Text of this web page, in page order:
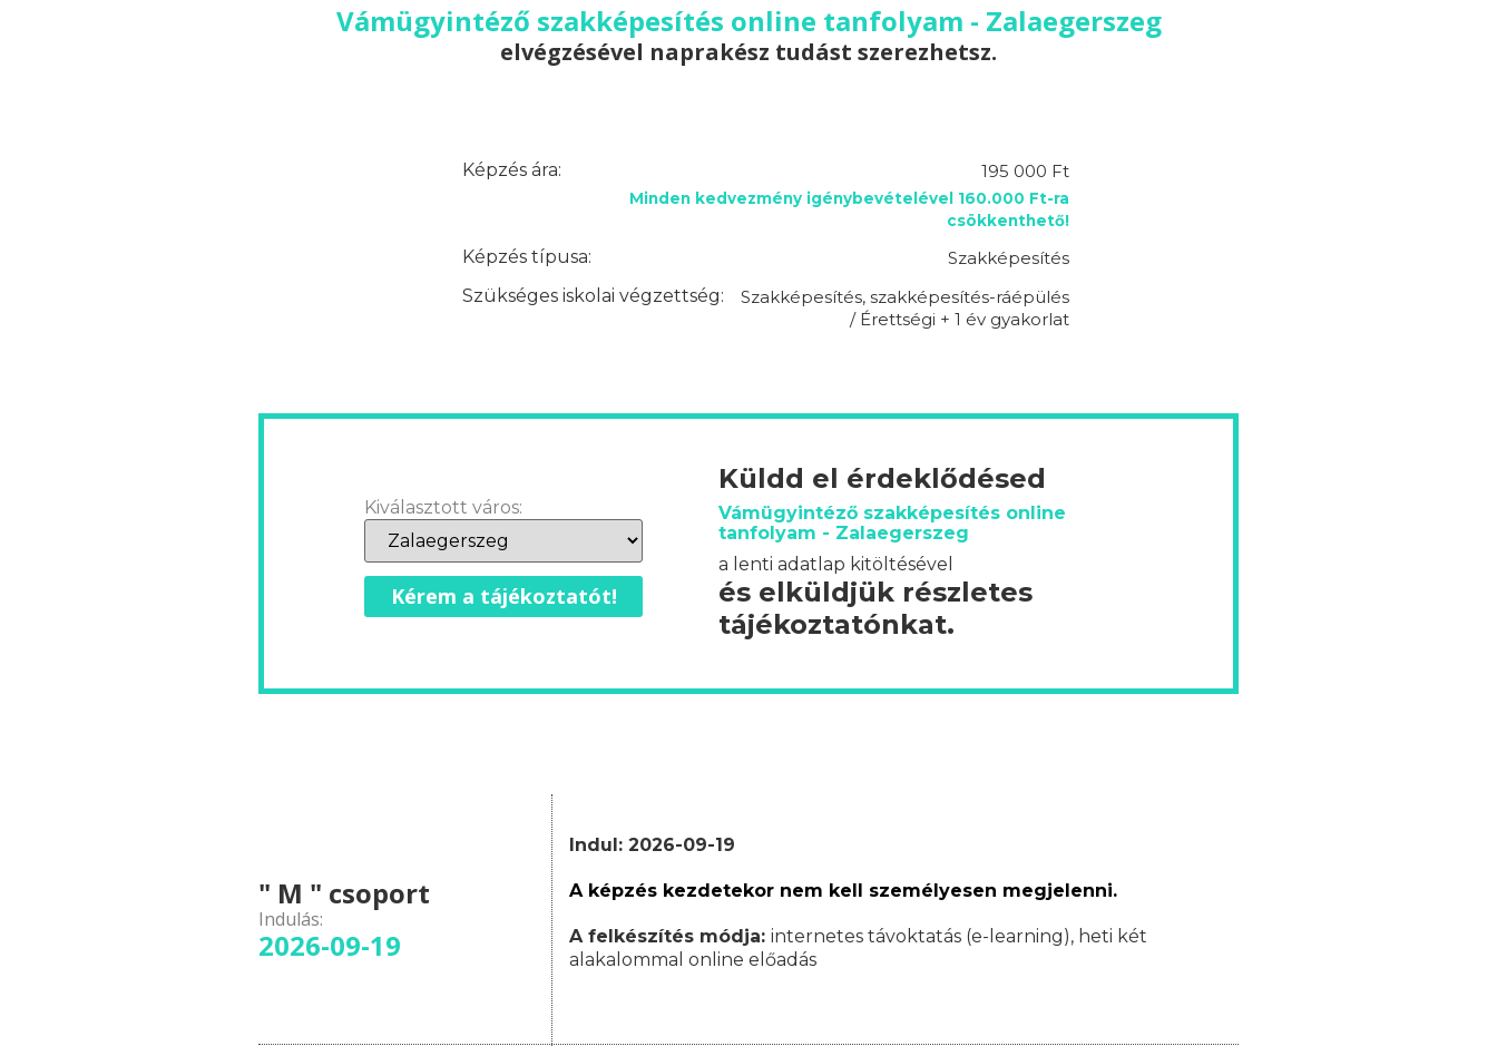
Vámügyintéző szakképesítés online tanfolyam - Zalaegerszeg
elvégzésével naprakész tudást szerezhetsz.
Képzés ára: 195 000 Ft
Minden kedvezmény igénybevételével 160.000 Ft-ra
csökkenthető!
Képzés típusa:
Szakképesítés
Szükséges iskolai végzettség:
Szakképesítés, szakképesítés-ráépülés
/ Érettségi + 1 év gyakorlat
Kiválasztott város:
Kérem a tájékoztatót!
Küldd el érdeklődésed
Vámügyintéző szakképesítés online
tanfolyam - Zalaegerszeg
a lenti adatlap kitöltésével
és elküldjük részletes
tájékoztatónkat.
" M " csoport
Indulás:
2026-09-19
Indul: 2026-09-19
A képzés kezdetekor nem kell személyesen megjelenni.
A felkészítés módja: internetes távoktatás (e-learning), heti két
alakalommal online előadás